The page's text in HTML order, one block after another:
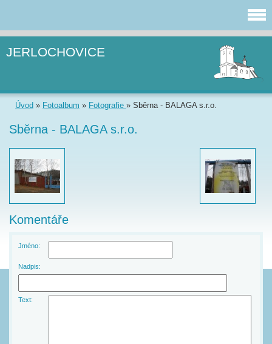
JERLOCHOVICE
Úvod » Fotoalbum » Fotografie » Sběrna - BALAGA s.r.o.
Sběrna - BALAGA s.r.o.
Komentáře
Jméno:
Nadpis:
Text: